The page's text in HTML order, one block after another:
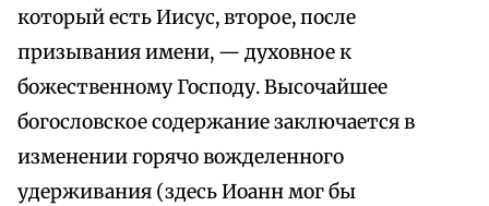
который есть Иисус, второе, после
призывания имени, — духовное к
божественному Господу. Высочайшее
богословское содержание заключается в
изменении горячо вожделенного
удерживания (здесь Иоанн мог бы